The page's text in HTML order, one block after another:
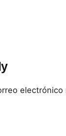
electrónico